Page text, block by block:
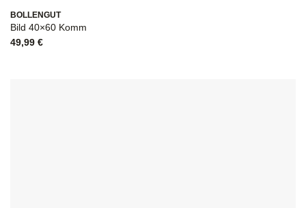
BOLLENGUT
Bild 40×60 Komm
49,99 €